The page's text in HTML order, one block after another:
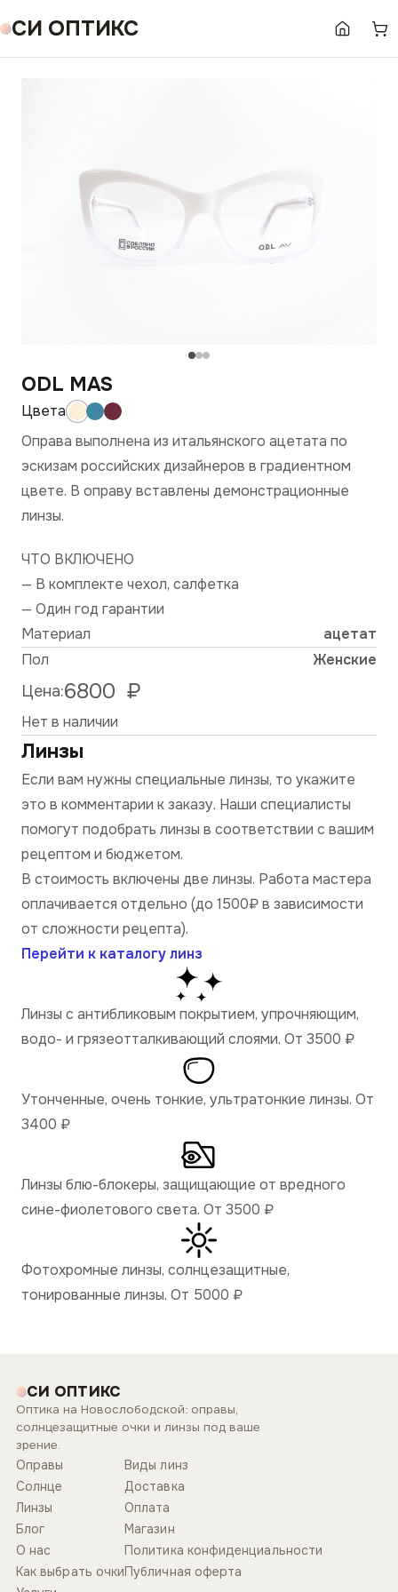
СИ ОПТИКС
ODL MAS
Оправа выполнена из итальянского ацетата по
эскизам российских дизайнеров в градиентном
цвете. В оправу вставлены демонстрационные
линзы.
ЧТО ВКЛЮЧЕНО
— В комплекте чехол, салфетка
— Один год гарантии
Материал
ацетат
Пол
Женские
Цена:6800 ₽
Нет в наличии
Линзы
Если вам нужны специальные линзы, то укажите
это в комментарии к заказу. Наши специалисты
помогут подобрать линзы в соответствии с вашим
рецептом и бюджетом.
В стоимость включены две линзы. Работа мастера
оплачивается отдельно (до 1500₽ в зависимости
от сложности рецепта).
Перейти к каталогу линз
Линзы с антибликовым покрытием, упрочняющим,
водо- и грязеотталкивающий слоями. От 3500 ₽
Утонченные, очень тонкие, ультратонкие линзы. От
3400 ₽
Линзы блю-блокеры, защищающие от вредного
сине-фиолетового света. От 3500 ₽
Фотохромные линзы, солнцезащитные,
тонированные линзы. От 5000 ₽
СИ ОПТИКС
Оптика на Новослободской: оправы,
солнцезащитные очки и линзы под ваше
зрение.
Оправы
Солнце
Линзы
Блог
О нас
Как выбрать очки
Виды линз
Доставка
Оплата
Магазин
Политика конфиденциальности
Публичная оферта